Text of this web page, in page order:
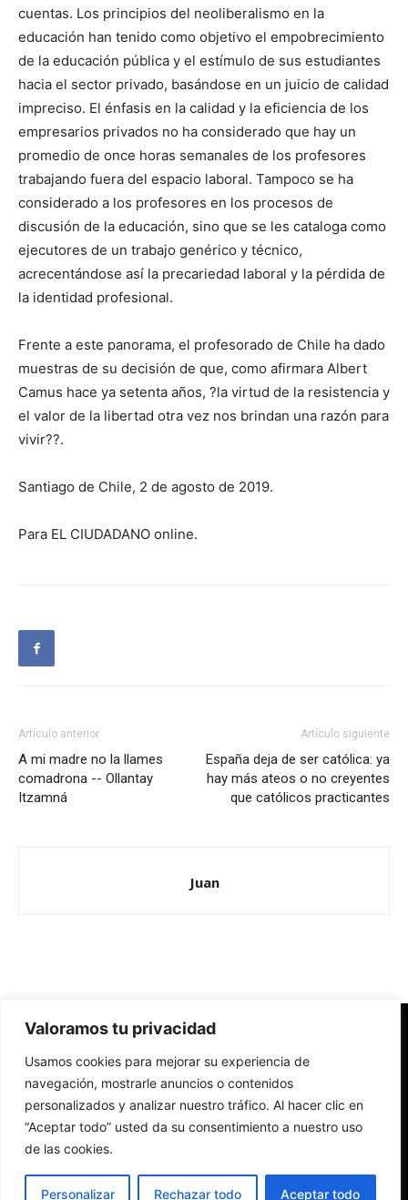
Valoramos tu privacidad
Usamos cookies para mejorar su experiencia de
navegación, mostrarle anuncios o contenidos
personalizados y analizar nuestro tráfico. Al hacer clic en
“Aceptar todo” usted da su consentimiento a nuestro uso
de las cookies.
Personalizar Rechazar todo Aceptar todo
cuentas. Los principios del neoliberalismo en la
educación han tenido como objetivo el empobrecimiento
de la educación pública y el estímulo de sus estudiantes
hacia el sector privado, basándose en un juicio de calidad
impreciso. El énfasis en la calidad y la eficiencia de los
empresarios privados no ha considerado que hay un
promedio de once horas semanales de los profesores
trabajando fuera del espacio laboral. Tampoco se ha
considerado a los profesores en los procesos de
discusión de la educación, sino que se les cataloga como
ejecutores de un trabajo genérico y técnico,
acrecentándose así la precariedad laboral y la pérdida de
la identidad profesional.
Frente a este panorama, el profesorado de Chile ha dado
muestras de su decisión de que, como afirmara Albert
Camus hace ya setenta años, ?la virtud de la resistencia y
el valor de la libertad otra vez nos brindan una razón para
vivir??.
Santiago de Chile, 2 de agosto de 2019.
Para EL CIUDADANO online.
Artículo anterior
A mi madre no la llames
comadrona -- Ollantay
Itzamná
Artículo siguiente
España deja de ser católica: ya
hay más ateos o no creyentes
que católicos practicantes
Juan
Redes Cristianas
Una mirada alternativa sobre la Iglesia católica y la sociedad
- Colectivos de Redes Cristianas